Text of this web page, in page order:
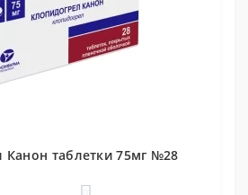
Канон таблетки 75мг №28